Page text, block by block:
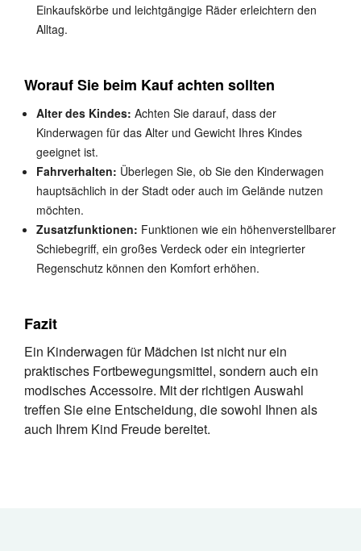
Einkaufskörbe und leichtgängige Räder erleichtern den
Alltag.
Worauf Sie beim Kauf achten sollten
Alter des Kindes: Achten Sie darauf, dass der
Kinderwagen für das Alter und Gewicht Ihres Kindes
geeignet ist.
Fahrverhalten: Überlegen Sie, ob Sie den Kinderwagen
hauptsächlich in der Stadt oder auch im Gelände nutzen
möchten.
Zusatzfunktionen: Funktionen wie ein höhenverstellbarer
Schiebegriff, ein großes Verdeck oder ein integrierter
Regenschutz können den Komfort erhöhen.
Fazit
Ein Kinderwagen für Mädchen ist nicht nur ein
praktisches Fortbewegungsmittel, sondern auch ein
modisches Accessoire. Mit der richtigen Auswahl
treffen Sie eine Entscheidung, die sowohl Ihnen als
auch Ihrem Kind Freude bereitet.